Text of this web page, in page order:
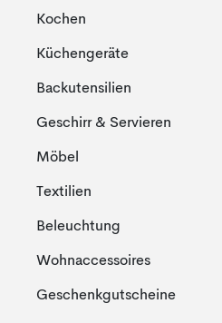
Kochen
Küchengeräte
Backutensilien
Geschirr & Servieren
Möbel
Textilien
Beleuchtung
Wohnaccessoires
Geschenkgutscheine